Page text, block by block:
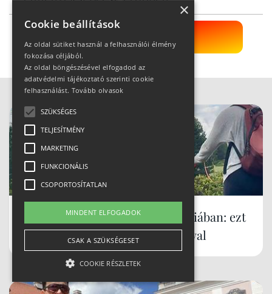
Ingyenes hegyi kalandok Ausztriában: ezt
tudja Murau családdal és kutyával
×
Cookie beállítások
Az oldal sütiket használ a felhasználói élmény
fokozása céljából.
Az oldal böngészésével elfogadod az
adatvédelmi tájékoztató szerinti cookie
felhasználást. Tovább olvasok
SZÜKSÉGES
TELJESÍTMÉNY
MARKETING
FUNKCIONÁLIS
CSOPORTOSÍTATLAN
MINDENT ELFOGADOK
CSAK A SZÜKSÉGESET
COOKIE RÉSZLETEK